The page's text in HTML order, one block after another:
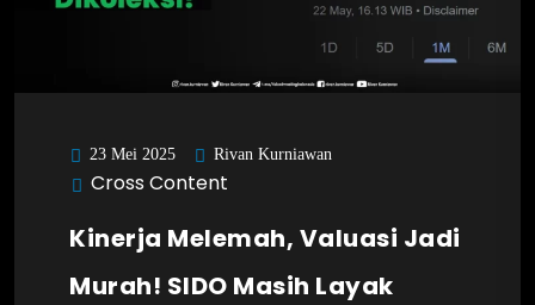
23 Mei 2025 Rivan Kurniawan
Cross Content
Kinerja Melemah, Valuasi Jadi
Murah! SIDO Masih Layak